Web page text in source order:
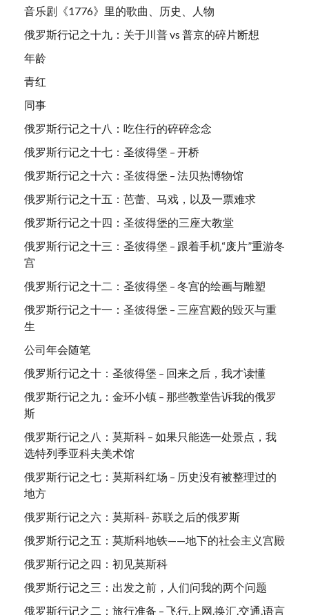
音乐剧《1776》里的歌曲、历史、人物
俄罗斯行记之十九：关于川普 vs 普京的碎片断想
年龄
青红
同事
俄罗斯行记之十八：吃住行的碎碎念念
俄罗斯行记之十七：圣彼得堡 – 开桥
俄罗斯行记之十六：圣彼得堡 – 法贝热博物馆
俄罗斯行记之十五：芭蕾、马戏，以及一票难求
俄罗斯行记之十四：圣彼得堡的三座大教堂
俄罗斯行记之十三：圣彼得堡 – 跟着手机“废片”重游冬
宫
俄罗斯行记之十二：圣彼得堡 – 冬宫的绘画与雕塑
俄罗斯行记之十一：圣彼得堡 – 三座宫殿的毁灭与重
生
公司年会随笔
俄罗斯行记之十：圣彼得堡 – 回来之后，我才读懂
俄罗斯行记之九：金环小镇 – 那些教堂告诉我的俄罗
斯
俄罗斯行记之八：莫斯科 – 如果只能选一处景点，我
选特列季亚科夫美术馆
俄罗斯行记之七：莫斯科红场 – 历史没有被整理过的
地方
俄罗斯行记之六：莫斯科- 苏联之后的俄罗斯
俄罗斯行记之五：莫斯科地铁——地下的社会主义宫殿
俄罗斯行记之四：初见莫斯科
俄罗斯行记之三：出发之前，人们问我的两个问题
俄罗斯行记之二：旅行准备 – 飞行.上网.换汇.交通.语言